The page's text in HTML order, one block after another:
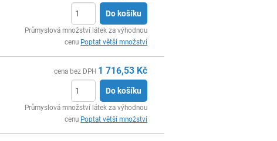
Do košíku
Průmyslová množství látek za výhodnou
cenu Poptat větší množství
cena bez DPH 1 716,53 Kč
Do košíku
Průmyslová množství látek za výhodnou
cenu Poptat větší množství